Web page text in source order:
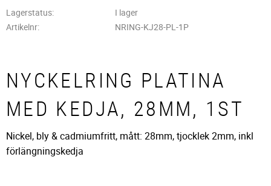
Lagerstatus
I lager
Artikelnr
NRING-KJ28-PL-1P
NYCKELRING PLATINA
MED KEDJA, 28MM, 1ST
Nickel, bly & cadmiumfritt, mått: 28mm, tjocklek 2mm, inkl
förlängningskedja